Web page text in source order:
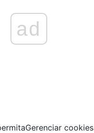
ad
Gerenciar cookies